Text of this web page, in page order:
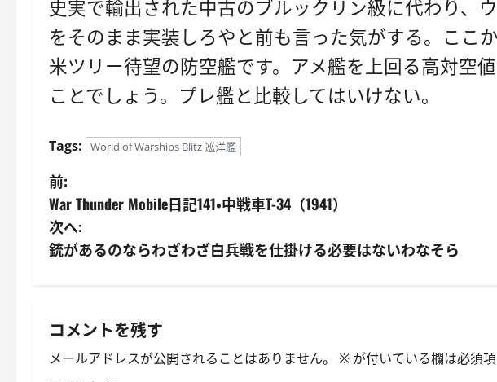
史実で輸出された中古のブルックリン級に代わり、
をそのまま実装しろやと前も言った気がする。ここ
米ツリー待望の防空艦です。アメ艦を上回る高対空
ことでしょう。プレ艦と比較してはいけない。
Tags: World of Warships Blitz 巡洋艦
投
稿
ナ
ゲ
ー
前:
War Thunder Mobile日記141・中戦車T-34（1941）
次へ:
銃があるのならわざわざ白兵戦を仕掛ける必要はないわなそら
コメントを残す
メールアドレスが公開されることはありません。 ※ が付いている欄は必須